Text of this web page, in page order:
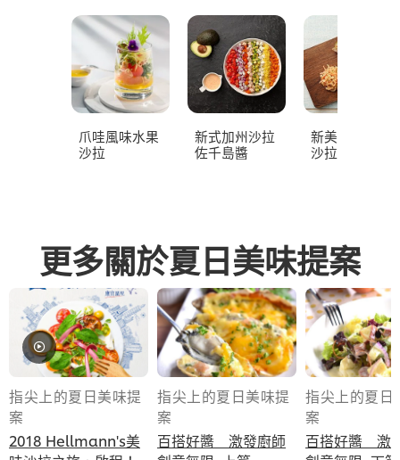
爪哇風味水果
沙拉
新式加州沙拉
佐千島醬
新美式高麗菜
沙拉
更多關於夏日美味提案
指尖上的夏日美味提
案
2018 Hellmann's美
指尖上的夏日美味提
案
百搭好醬 激發廚師
指尖上的夏日
案
百搭好醬 激